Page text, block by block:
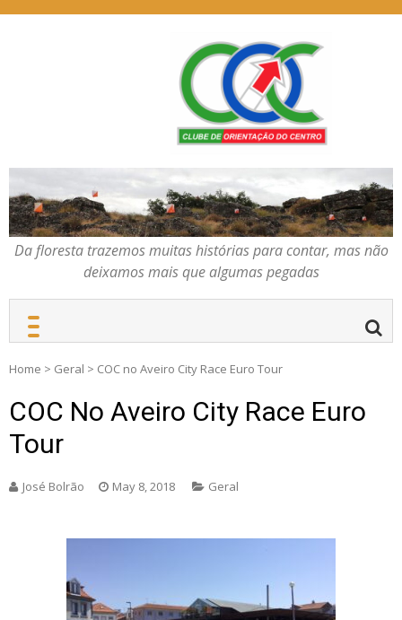
COC – CLUBE DE
ORIENTAÇÃO DO
CENTRO
Da floresta trazemos
muitas histórias para
contar, mas não deixamos
mais que algumas
pegadas
Da floresta trazemos muitas histórias para contar, mas não
deixamos mais que algumas pegadas
Home > Geral > COC no Aveiro City Race Euro Tour
COC No Aveiro City Race Euro
Tour
José Bolrão May 8, 2018 Geral